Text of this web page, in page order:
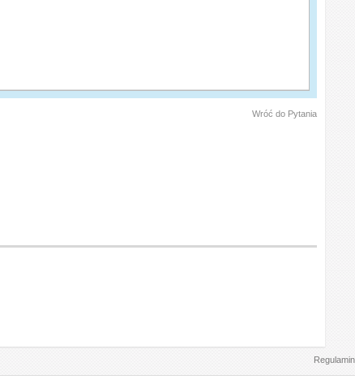
Wróć do Pytania
Regulamin